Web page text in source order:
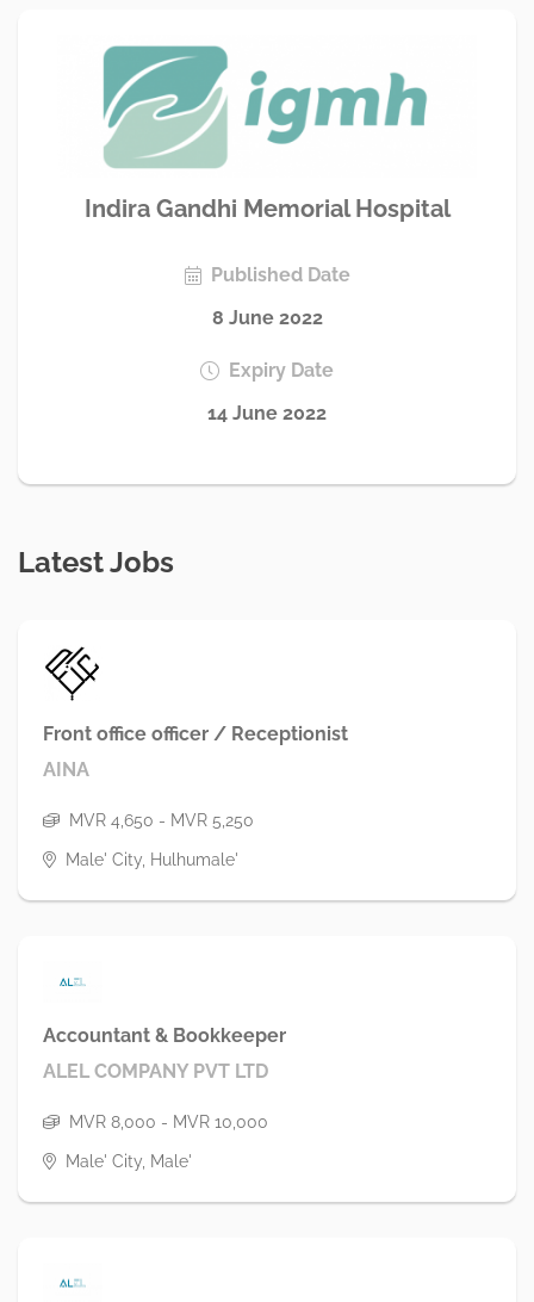
Indira Gandhi Memorial Hospital
Published Date
8 June 2022
Expiry Date
14 June 2022
Latest Jobs
Front office officer / Receptionist
AINA
MVR 4,650 - MVR 5,250
Male' City, Hulhumale'
Accountant & Bookkeeper
ALEL COMPANY PVT LTD
MVR 8,000 - MVR 10,000
Male' City, Male'